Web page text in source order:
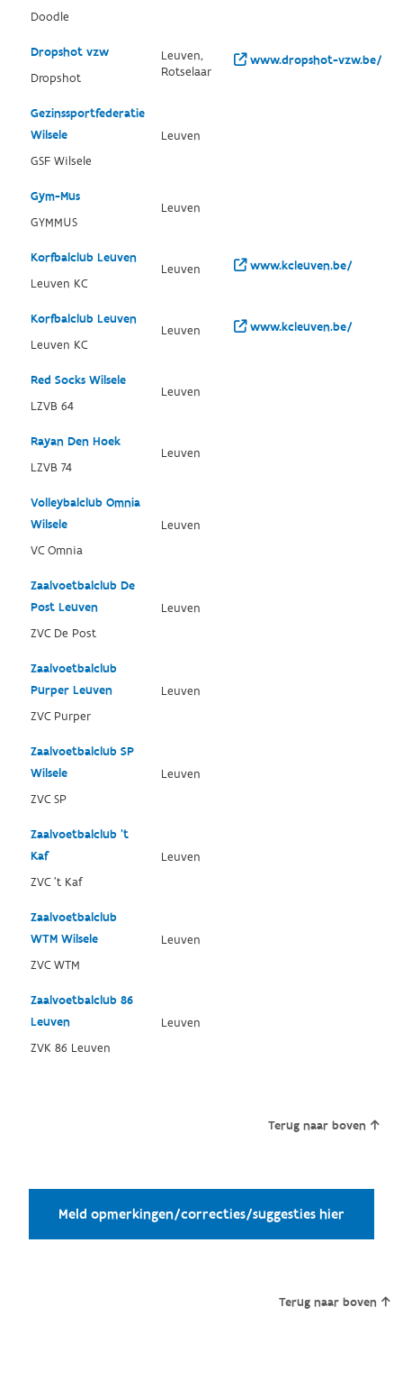
Doodle
Dropshot vzw
Dropshot
Leuven,
Rotselaar
www.dropshot-vzw.be/
Gezinssportfederatie
Wilsele
GSF Wilsele
Leuven
Gym-Mus
GYMMUS
Leuven
Korfbalclub Leuven
Leuven KC
Leuven www.kcleuven.be/
Korfbalclub Leuven
Leuven KC
Leuven www.kcleuven.be/
Red Socks Wilsele
LZVB 64
Leuven
Rayan Den Hoek
LZVB 74
Leuven
Volleybalclub Omnia
Wilsele
VC Omnia
Leuven
Zaalvoetbalclub De
Post Leuven
ZVC De Post
Leuven
Zaalvoetbalclub
Purper Leuven
ZVC Purper
Leuven
Zaalvoetbalclub SP
Wilsele
ZVC SP
Leuven
Zaalvoetbalclub 't
Kaf
ZVC 't Kaf
Leuven
Zaalvoetbalclub
WTM Wilsele
ZVC WTM
Leuven
Zaalvoetbalclub 86
Leuven
ZVK 86 Leuven
Leuven
Terug naar boven
Meld opmerkingen/correcties/suggesties hier
Terug naar boven